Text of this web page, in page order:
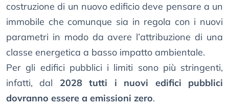
costruzione di un nuovo edificio deve pensare a un
immobile che comunque sia in regola con i nuovi
parametri in modo da avere l’attribuzione di una
classe energetica a basso impatto ambientale.
Per gli edifici pubblici i limiti sono più stringenti,
infatti, dal 2028 tutti i nuovi edifici pubblici
dovranno essere a emissioni zero.